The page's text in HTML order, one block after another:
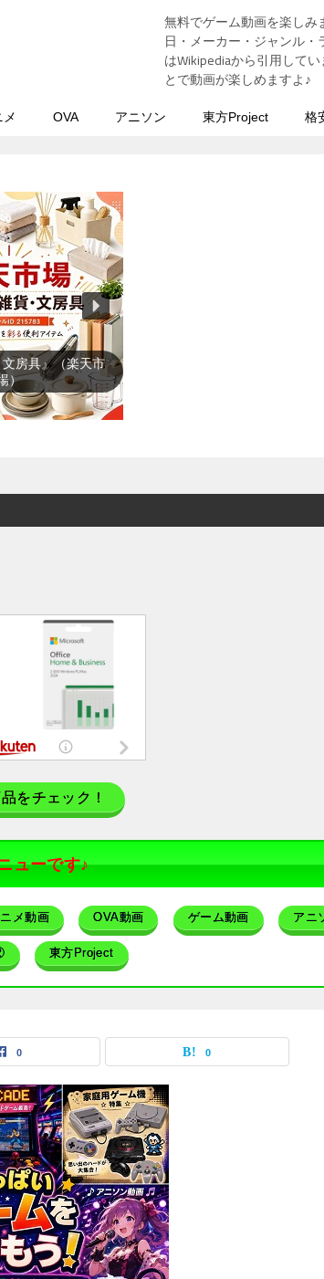
無料でゲーム動画を楽し
日・メーカー・ジャンル
はWikipediaから引用して
とで動画が楽しめますよ♪
メ OVA アニソン 東方Project 格
（楽天市場）
をチェック！
ューです♪
メ動画 OVA動画 ゲーム動画 アニ
東方Project
0 0